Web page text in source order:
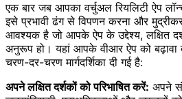
एक बार जब आपका वर्चुअल रियलिटी ऐप
इसे प्रभावी ढंग से विपणन करना और
आवश्यक है जो आपके ऐप के उद्देश्य, लक्षित
अनुरूप हो। यहां आपके वीआर ऐप को
चरण-दर-चरण मार्गदर्शिका दी गई है:
अपने लक्षित दर्शकों को परिभाषित करें: अपने